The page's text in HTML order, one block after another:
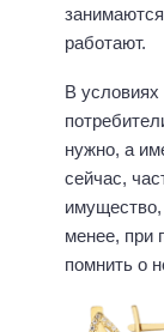
работают.
В условиях
нужно, а
сейчас,
менее, при
помнить о